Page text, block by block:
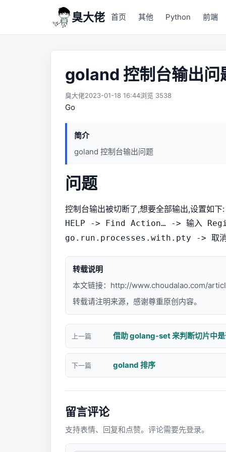
臭大佬 首页 其他 Python 前端
goland 控制台输出问
臭大佬2023-01-18 16:44浏览 3538
Go
简介
goland 控制台输出问题
问题
控制台输出被切断了,想要全部输出,设置如下:
HELP -> Find Action… -> 输入
go.run.processes.with.pty -> 取消
转载说明
本文链接： http://www.choudalao.com/
转载请注明来源，感谢尊重原创内容。
上一篇 借助 golang-set 来判断切片中
下一篇 goland 排序
留言评论
支持表情、回复和点赞。评论需要先登录。